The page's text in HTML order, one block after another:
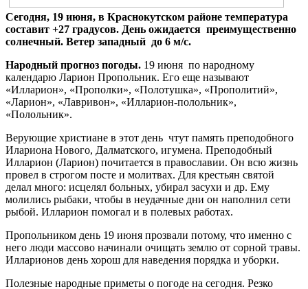
Сегодня, 19 июня, в Краснокутском районе температура
составит +27 градусов. День ожидается преимущественно
солнечный. Ветер западный до 6 м/с.
Народный прогноз погоды. 19 июня по народному
календарю Ларион Пропольник. Его еще называют
«Илларион», «Прополки», «Полотушка», «Прополитий»,
«Ларион», «Лавривон», «Илларион-полольник»,
«Полольник».
Верующие христиане в этот день чтут память преподобного
Илариона Нового, Далматского, игумена. Преподобный
Илларион (Ларион) почитается в православии. Он всю жизнь
провел в строгом посте и молитвах. Для крестьян святой
делал много: исцелял больных, убирал засухи и др. Ему
молились рыбаки, чтобы в неудачные дни он наполнил сети
рыбой. Илларион помогал и в полевых работах.
Пропольником день 19 июня прозвали потому, что именно с
него люди массово начинали очищать землю от сорной травы.
Илларионов день хорош для наведения порядка и уборки.
Полезные народные приметы о погоде на сегодня. Резко